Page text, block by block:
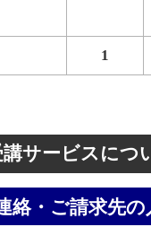
1
講サービスにつ
絡・ご請求先の